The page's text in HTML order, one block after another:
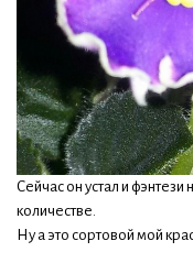
Сейчас он устал и
количестве.
Ну а это сортовой мой